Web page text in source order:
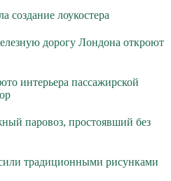
создание лоукостера
дорогу Лондона откроют
интерьера пассажирской
паровоз, простоявший без
традиционными рисунками